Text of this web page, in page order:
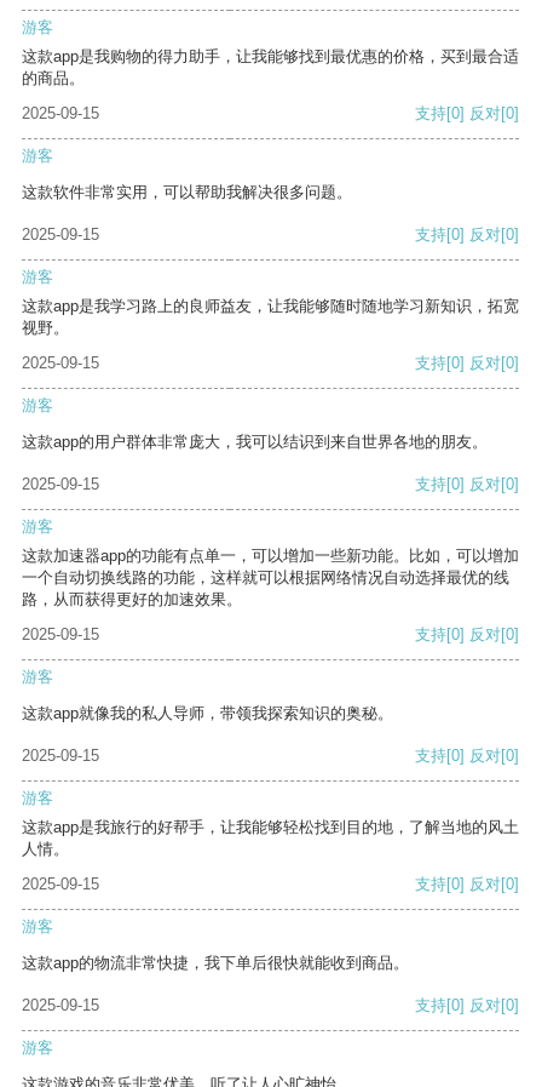
游客
这款app是我购物的得力助手，让我能够找到最优惠的价格，买到最合适
的商品。
2025-09-15
支持[0] 反对[0]
游客
这款软件非常实用，可以帮助我解决很多问题。
2025-09-15 支持[0] 反对[0]
游客
这款app是我学习路上的良师益友，让我能够随时随地学习新知识，拓宽
视野。
2025-09-15
支持[0] 反对[0]
游客
这款app的用户群体非常庞大，我可以结识到来自世界各地的朋友。
2025-09-15 支持[0] 反对[0]
游客
这款加速器app的功能有点单一，可以增加一些新功能。比如，可以增加
一个自动切换线路的功能，这样就可以根据网络情况自动选择最优的线
路，从而获得更好的加速效果。
2025-09-15
支持[0] 反对[0]
游客
这款app就像我的私人导师，带领我探索知识的奥秘。
2025-09-15 支持[0] 反对[0]
游客
这款app是我旅行的好帮手，让我能够轻松找到目的地，了解当地的风土
人情。
2025-09-15
支持[0] 反对[0]
游客
这款app的物流非常快捷，我下单后很快就能收到商品。
2025-09-15 支持[0] 反对[0]
游客